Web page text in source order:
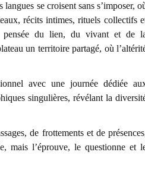
se croisent sans s’imposer,
récits intimes, rituels collectifs
pensée du lien, du vivant et de
un territoire partagé, où
avec une journée dédiée
singulières, révélant la
de frottements et de
mais l’éprouve, le questionne et